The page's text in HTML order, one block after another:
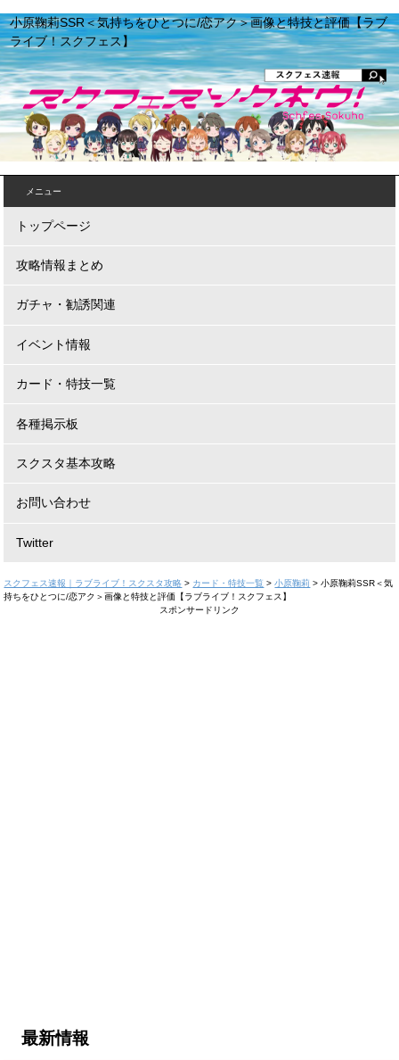
小原鞠莉SSR＜気持ちをひとつに/恋アク＞画像と特技と評価【ラブ
ライブ！スクフェス】
メニュー
トップページ
攻略情報まとめ
ガチャ・勧誘関連
イベント情報
カード・特技一覧
各種掲示板
スクスタ基本攻略
お問い合わせ
Twitter
スクフェス速報｜ラブライブ！スクスタ攻略 > カード・特技一覧 >小原鞠莉 >小原鞠莉SSR＜気
持ちをひとつに/恋アク＞画像と特技と評価【ラブライブ！スクフェス】
スポンサードリンク
最新情報